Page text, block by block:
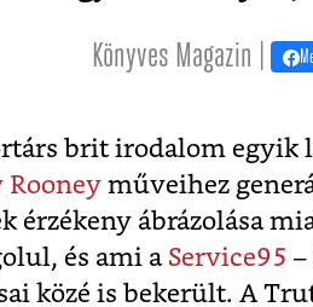
Könyves Magazin |
brit irodalom egyik
Rooney műveihez
érzékeny ábrázolása
és ami a Service95 –
közé is bekerült. A